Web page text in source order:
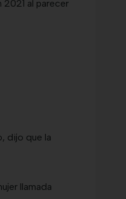
2021 al parecer
dijo que la
llamada